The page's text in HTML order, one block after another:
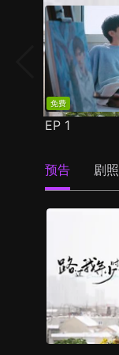
免费
EP 1
预告 剧照